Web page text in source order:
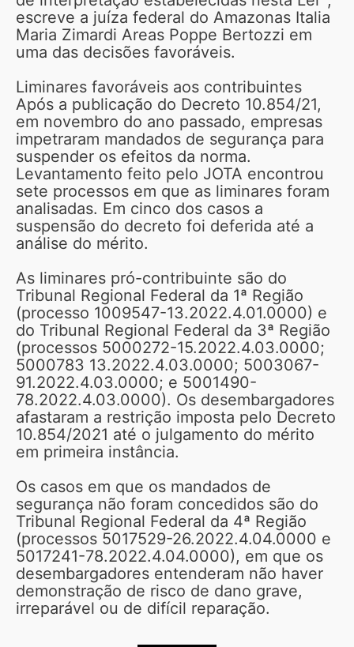
escreve a juíza federal do Amazonas Italia
Maria Zimardi Areas Poppe Bertozzi em
uma das decisões favoráveis.
Liminares favoráveis aos contribuintes
Após a publicação do Decreto 10.854/21,
em novembro do ano passado, empresas
impetraram mandados de segurança para
suspender os efeitos da norma.
Levantamento feito pelo JOTA encontrou
sete processos em que as liminares foram
analisadas. Em cinco dos casos a
suspensão do decreto foi deferida até a
análise do mérito.
As liminares pró-contribuinte são do
Tribunal Regional Federal da 1ª Região
(processo 1009547-13.2022.4.01.0000) e
do Tribunal Regional Federal da 3ª Região
(processos 5000272-15.2022.4.03.0000;
5000783 13.2022.4.03.0000; 5003067-
91.2022.4.03.0000; e 5001490-
78.2022.4.03.0000). Os desembargadores
afastaram a restrição imposta pelo Decreto
10.854/2021 até o julgamento do mérito
em primeira instância.
Os casos em que os mandados de
segurança não foram concedidos são do
Tribunal Regional Federal da 4ª Região
(processos 5017529-26.2022.4.04.0000 e
5017241-78.2022.4.04.0000), em que os
desembargadores entenderam não haver
demonstração de risco de dano grave,
irreparável ou de difícil reparação.